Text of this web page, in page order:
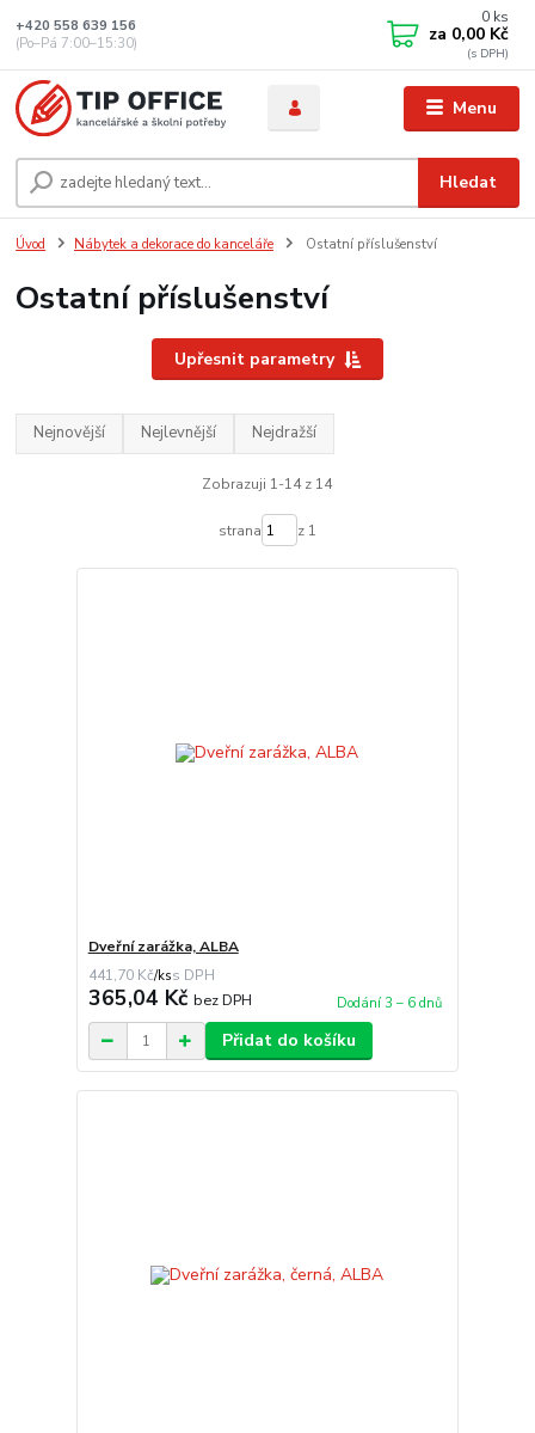
Menu
Hledat
+420 558 639 156
(Po–Pá 7:00–15:30)
0 ks
za 0,00 Kč
Úvod Nábytek a dekorace do kanceláře Ostatní příslušenství
Ostatní příslušenství
Upřesnit parametry
Nejnovější Nejlevnější Nejdražší
Zobrazuji 1-14 z 14
strana z 1
Dveřní zarážka, ALBA
441,70 Kč/ks
365,04 Kč bez DPH Dodání 3 – 6 dnů
Přidat do košíku